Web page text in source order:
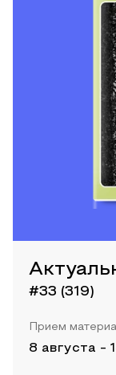
#33 (319)
Прием
8 августа -